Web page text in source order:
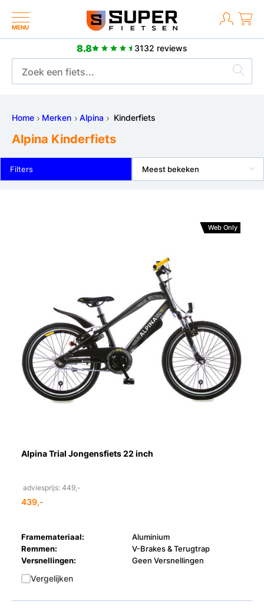
MENU
8.8 3132 reviews
Home Merken Alpina Kinderfiets
Alpina Kinderfiets
Filters Meest bekeken
Web Only
Alpina Trial Jongensfiets 22 inch
adviesprijs: 449,-
439,-
Framemateriaal:
Aluminium
Remmen:
V-Brakes & Terugtrap
Versnellingen:
Geen Versnellingen
Vergelijken